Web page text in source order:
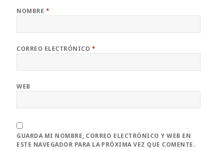
NOMBRE *
CORREO ELECTRÓNICO *
WEB
GUARDA MI NOMBRE, CORREO ELECTRÓNICO Y WEB EN
ESTE NAVEGADOR PARA LA PRÓXIMA VEZ QUE COMENTE.